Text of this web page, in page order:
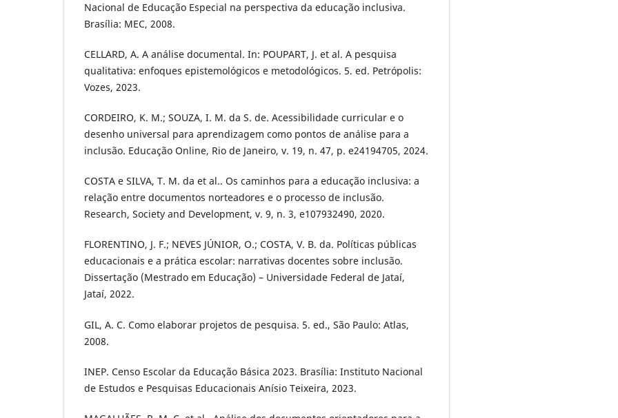
Nacional de Educação Especial na perspectiva da educação inclusiva.
Brasília: MEC, 2008.
CELLARD, A. A análise documental. In: POUPART, J. et al. A pesquisa
qualitativa: enfoques epistemológicos e metodológicos. 5. ed. Petrópolis:
Vozes, 2023.
CORDEIRO, K. M.; SOUZA, I. M. da S. de. Acessibilidade curricular e o
desenho universal para aprendizagem como pontos de análise para a
inclusão. Educação Online, Rio de Janeiro, v. 19, n. 47, p. e24194705, 2024.
COSTA e SILVA, T. M. da et al.. Os caminhos para a educação inclusiva: a
relação entre documentos norteadores e o processo de inclusão.
Research, Society and Development, v. 9, n. 3, e107932490, 2020.
FLORENTINO, J. F.; NEVES JÚNIOR, O.; COSTA, V. B. da. Políticas públicas
educacionais e a prática escolar: narrativas docentes sobre inclusão.
Dissertação (Mestrado em Educação) – Universidade Federal de Jataí,
Jataí, 2022.
GIL, A. C. Como elaborar projetos de pesquisa. 5. ed., São Paulo: Atlas,
2008.
INEP. Censo Escolar da Educação Básica 2023. Brasília: Instituto Nacional
de Estudos e Pesquisas Educacionais Anísio Teixeira, 2023.